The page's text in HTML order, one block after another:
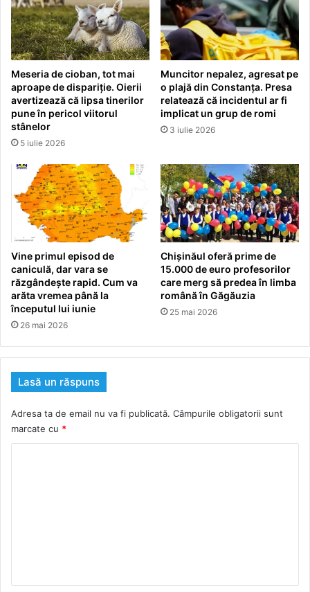
Meseria de cioban, tot mai
aproape de dispariție. Oierii
avertizează că lipsa tinerilor
pune în pericol viitorul
stânelor
5 iulie 2026
Muncitor nepalez, agresat pe
o plajă din Constanța. Presa
relatează că incidentul ar fi
implicat un grup de romi
3 iulie 2026
Vine primul episod de
caniculă, dar vara se
răzgândește rapid. Cum va
arăta vremea până la
începutul lui iunie
26 mai 2026
Chișinăul oferă prime de
15.000 de euro profesorilor
care merg să predea în limba
română în Găgăuzia
25 mai 2026
Lasă un răspuns
Adresa ta de email nu va fi publicată. Câmpurile obligatorii sunt
marcate cu *